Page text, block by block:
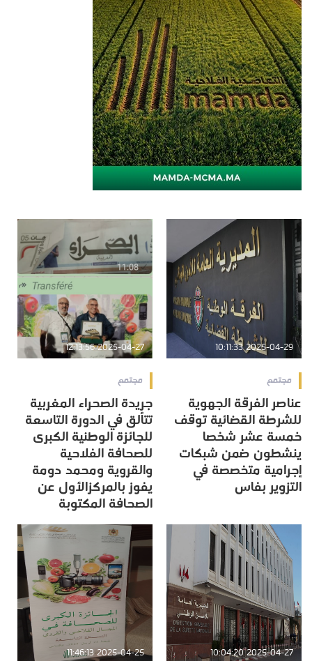
2025-04-29 10:11:33
مجتمع
عناصر الفرقة الجهوية
للشرطة القضائية توقف
خمسة عشر شخصا
ينشطون ضمن شبكات
إجرامية متخصصة في
التزوير بفاس
2025-04-27 12:13:56
مجتمع
جريدة الصحراء المغربية
تتألق في الدورة التاسعة
للجائزة الوطنية الكبرى
للصحافة الفلاحية
والقروية ومحمد دومة
يفوز بالمركزالأول عن
الصحافة المكتوبة
2025-04-27 10:04:20
2025-04-25 11:46:13